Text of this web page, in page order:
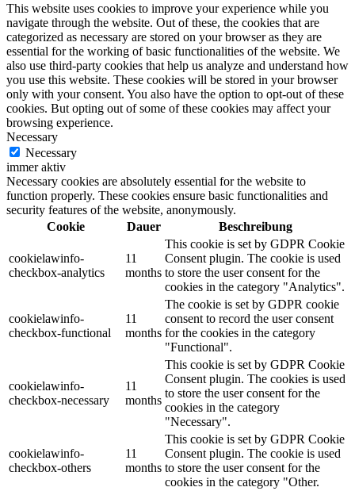
This website uses cookies to improve your experience while you
navigate through the website. Out of these, the cookies that are
categorized as necessary are stored on your browser as they are
essential for the working of basic functionalities of the website. We
also use third-party cookies that help us analyze and understand how
you use this website. These cookies will be stored in your browser
only with your consent. You also have the option to opt-out of these
cookies. But opting out of some of these cookies may affect your
browsing experience.
Necessary
Necessary
immer aktiv
Necessary cookies are absolutely essential for the website to
function properly. These cookies ensure basic functionalities and
security features of the website, anonymously.
Cookie
Dauer Beschreibung
cookielawinfo-
checkbox-analytics
11
months
This cookie is set by GDPR Cookie
Consent plugin. The cookie is used
to store the user consent for the
cookies in the category "Analytics".
cookielawinfo-
checkbox-functional
11
months
The cookie is set by GDPR cookie
consent to record the user consent
for the cookies in the category
"Functional".
cookielawinfo-
checkbox-necessary
11
months
This cookie is set by GDPR Cookie
Consent plugin. The cookies is used
to store the user consent for the
cookies in the category
"Necessary".
cookielawinfo-
checkbox-others
11
months
This cookie is set by GDPR Cookie
Consent plugin. The cookie is used
to store the user consent for the
cookies in the category "Other.